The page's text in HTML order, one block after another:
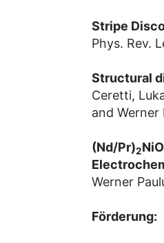
Stripe
Phys. Rev.
Structural
Ceretti,
and Werner
(Nd/Pr)2NiO
Werner
Förderung: